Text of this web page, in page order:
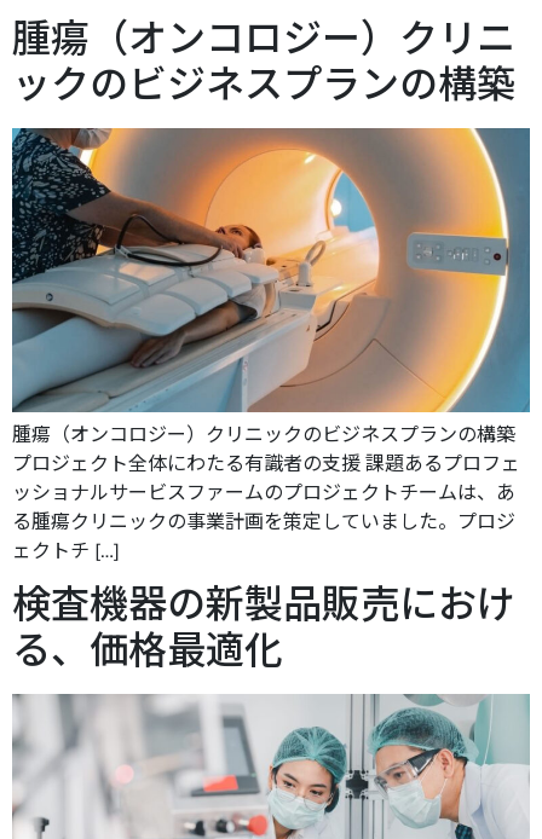
腫瘍（オンコロジー）クリニ
ックのビジネスプランの構築
腫瘍（オンコロジー）クリニックのビジネスプランの構築
プロジェクト全体にわたる有識者の支援 課題あるプロフェ
ッショナルサービスファームのプロジェクトチームは、あ
る腫瘍クリニックの事業計画を策定していました。プロジ
ェクトチ […]
検査機器の新製品販売におけ
る、価格最適化